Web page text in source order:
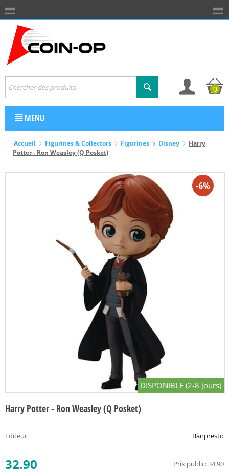
0
MENU
Accueil Figurines & Collectors Figurines Disney
Harry
Potter - Ron Weasley (Q Posket)
-6%
DISPONIBLE (2-8 jours)
Harry Potter - Ron Weasley (Q Posket)
Editeur: Banpresto
32.90 Prix public:34.90